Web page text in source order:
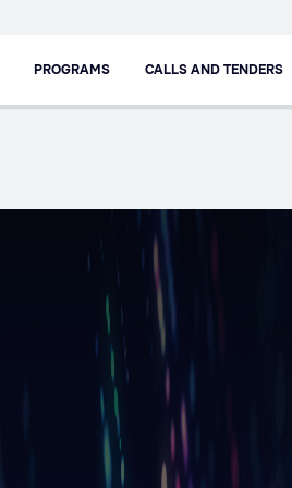
PROGRAMS CALLS AND TENDERS